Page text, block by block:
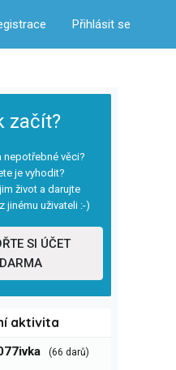
Přihlásit se
začít?
nepotřebné věci?
je vyhodit?
život a darujte
jinému uživateli :-)
SI ÚČET
aktivita
(66 darů)